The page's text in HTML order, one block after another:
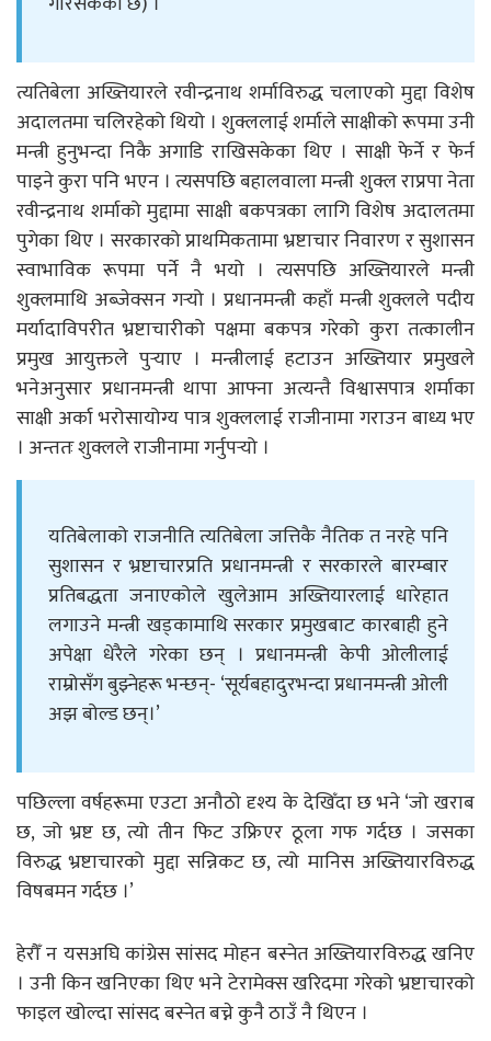
त्यतिबेला अख्तियारले रवीन्द्रनाथ शर्माविरुद्ध चलाएको मुद्दा विशेष
अदालतमा चलिरहेको थियो । शुक्ललाई शर्माले साक्षीको रूपमा उनी
मन्त्री हुनुभन्दा निकै अगाडि राखिसकेका थिए । साक्षी फेर्ने र फेर्न
पाइने कुरा पनि भएन । त्यसपछि बहालवाला मन्त्री शुक्ल राप्रपा नेता
रवीन्द्रनाथ शर्माको मुद्दामा साक्षी बकपत्रका लागि विशेष अदालतमा
पुगेका थिए । सरकारको प्राथमिकतामा भ्रष्टाचार निवारण र सुशासन
स्वाभाविक रूपमा पर्ने नै भयो । त्यसपछि अख्तियारले मन्त्री
शुक्लमाथि अब्जेक्सन गर्‍यो । प्रधानमन्त्री कहाँ मन्त्री शुक्लले पदीय
मर्यादाविपरीत भ्रष्टाचारीको पक्षमा बकपत्र गरेको कुरा तत्कालीन
प्रमुख आयुक्तले पुर्‍याए । मन्त्रीलाई हटाउन अख्तियार प्रमुखले
भनेअनुसार प्रधानमन्त्री थापा आफ्ना अत्यन्तै विश्वासपात्र शर्माका
साक्षी अर्का भरोसायोग्य पात्र शुक्ललाई राजीनामा गराउन बाध्य भए
। अन्ततः शुक्लले राजीनामा गर्नुपर्‍यो ।
यतिबेलाको राजनीति त्यतिबेला जत्तिकै नैतिक त नरहे पनि
सुशासन र भ्रष्टाचारप्रति प्रधानमन्त्री र सरकारले बारम्बार
प्रतिबद्धता जनाएकोले खुलेआम अख्तियारलाई धारेहात
लगाउने मन्त्री खड्कामाथि सरकार प्रमुखबाट कारबाही हुने
अपेक्षा धेरैले गरेका छन् । प्रधानमन्त्री केपी ओलीलाई
राम्रोसँग बुझ्नेहरू भन्छन्- ‘सूर्यबहादुरभन्दा प्रधानमन्त्री ओली
अझ बोल्ड छन्।’
पछिल्ला वर्षहरूमा एउटा अनौठो दृश्य के देखिँदा छ भने ‘जो खराब
छ, जो भ्रष्ट छ, त्यो तीन फिट उफ्रिएर ठूला गफ गर्दछ । जसका
विरुद्ध भ्रष्टाचारको मुद्दा सन्निकट छ, त्यो मानिस अख्तियारविरुद्ध
विषबमन गर्दछ ।’
हेरौँ न यसअघि कांग्रेस सांसद मोहन बस्नेत अख्तियारविरुद्ध खनिए
। उनी किन खनिएका थिए भने टेरामेक्स खरिदमा गरेको भ्रष्टाचारको
फाइल खोल्दा सांसद बस्नेत बच्ने कुनै ठाउँ नै थिएन ।